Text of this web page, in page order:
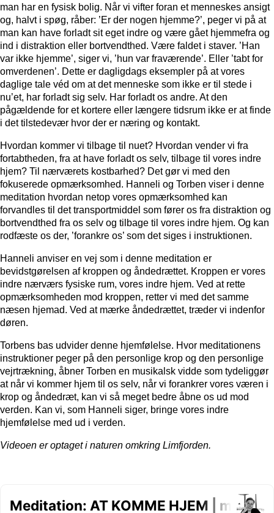
man har en fysisk bolig. Når vi vifter foran et menneskes ansigt
og, halvt i spøg, råber: ’Er der nogen hjemme?’, peger vi på at
man kan have forladt sit eget indre og være gået hjemmefra og
ind i distraktion eller bortvendthed. Være faldet i staver. ’Han
var ikke hjemme’, siger vi, ’hun var fraværende’. Eller ’tabt for
omverdenen’. Dette er dagligdags eksempler på at vores
daglige tale véd om at det menneske som ikke er til stede i
nu’et, har forladt sig selv. Har forladt os andre. At den
pågældende for et kortere eller længere tidsrum ikke er at finde
i det tilstedevær hvor der er næring og kontakt.
Hvordan kommer vi tilbage til nuet? Hvordan vender vi fra
fortabtheden, fra at have forladt os selv, tilbage til vores indre
hjem? Til nærværets kostbarhed? Det gør vi med den
fokuserede opmærksomhed. Hanneli og Torben viser i denne
meditation hvordan netop vores opmærksomhed kan
forvandles til det transportmiddel som fører os fra distraktion og
bortvendthed fra os selv og tilbage til vores indre hjem. Og kan
rodfæste os der, ’forankre os’ som det siges i instruktionen.
Hanneli anviser en vej som i denne meditation er
bevidstgørelsen af kroppen og åndedrættet. Kroppen er vores
indre nærværs fysiske rum, vores indre hjem. Ved at rette
opmærksomheden mod kroppen, retter vi med det samme
næsen hjemad. Ved at mærke åndedrættet, træder vi indenfor
døren.
Torbens bas udvider denne hjemfølelse. Hvor meditationens
instruktioner peger på den personlige krop og den personlige
vejrtrækning, åbner Torben en musikalsk vidde som tydeliggør
at når vi kommer hjem til os selv, når vi forankrer vores væren i
krop og åndedræt, kan vi så meget bedre åbne os ud mod
verden. Kan vi, som Hanneli siger, bringe vores indre
hjemfølelse med ud i verden.
Videoen er optaget i naturen omkring Limfjorden.